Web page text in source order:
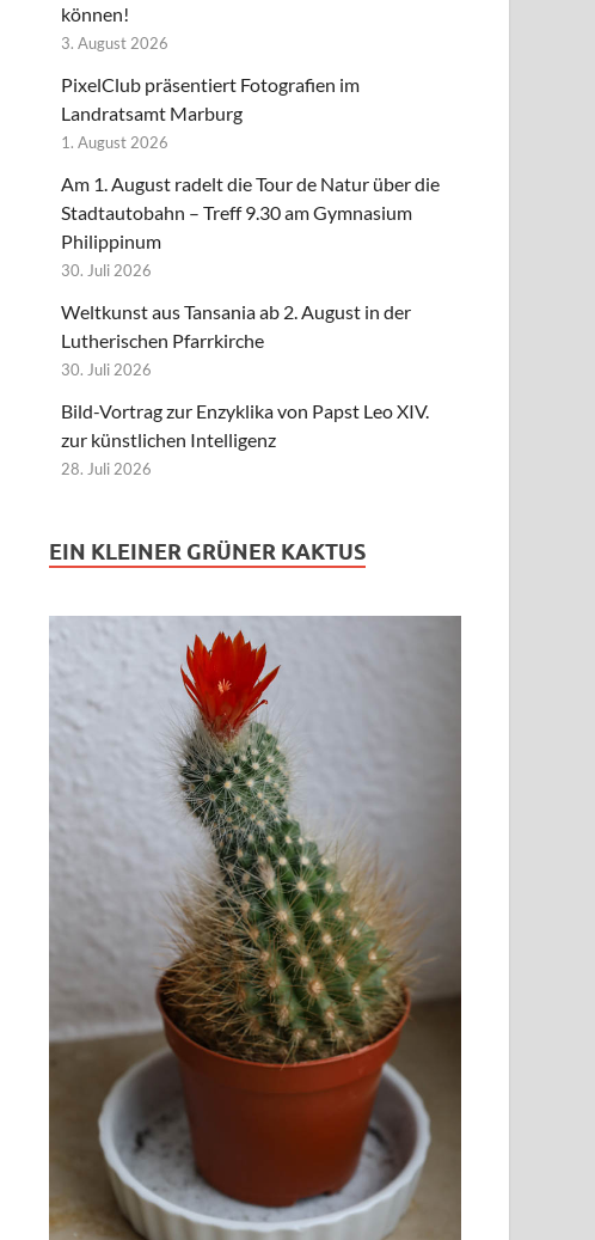
können!
3. August 2026
PixelClub präsentiert Fotografien im
Landratsamt Marburg
1. August 2026
Am 1. August radelt die Tour de Natur über die
Stadtautobahn – Treff 9.30 am Gymnasium
Philippinum
30. Juli 2026
Weltkunst aus Tansania ab 2. August in der
Lutherischen Pfarrkirche
30. Juli 2026
Bild-Vortrag zur Enzyklika von Papst Leo XIV.
zur künstlichen Intelligenz
28. Juli 2026
EIN KLEINER GRÜNER KAKTUS